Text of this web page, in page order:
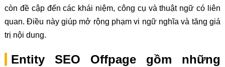
còn đề cập đến các khái niệm, công cụ và thuật ngữ có liên
quan. Điều này giúp mở rộng phạm vi ngữ nghĩa và tăng giá
trị nội dung.
Entity SEO Offpage gồm những